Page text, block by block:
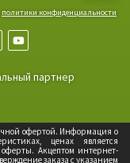
политики конфиденциальности
партнер
офертой. Информация о
ценах является
Акцептом интернет-
заказа с указанием